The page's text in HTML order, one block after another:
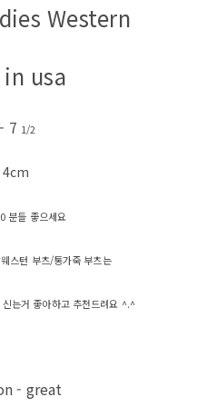
Western
usa
7 1/2
분들 좋으세요
스턴 부츠/통가죽 부츠는
는거 좋아하고 추천드려요 ^.^
- great